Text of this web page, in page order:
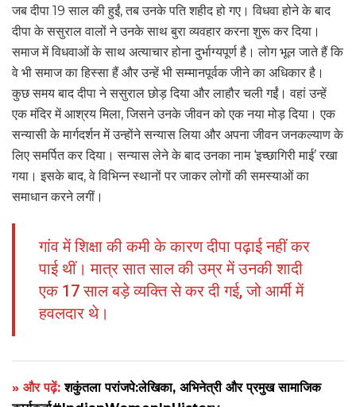
जब दीपा 19 साल की हुईं, तब उनके पति शहीद हो गए। विधवा होने के बाद
दीपा के ससुराल वालों ने उनके साथ बुरा व्यवहार करना शुरू कर दिया।
समाज में विधवाओं के साथ अत्याचार होना दुर्भाग्यपूर्ण है। लोग भूल जाते हैं कि
वे भी समाज का हिस्सा हैं और उन्हें भी सम्मानपूर्वक जीने का अधिकार है।
कुछ समय बाद दीपा ने ससुराल छोड़ दिया और लाहौर चली गईं। वहां उन्हें
एक मंदिर में आश्रय मिला, जिसने उनके जीवन को एक नया मोड़ दिया। एक
सन्यासी के मार्गदर्शन में उन्होंने सन्यास लिया और अपना जीवन जनकल्याण के
लिए समर्पित कर दिया। सन्यास लेने के बाद उनका नाम ‘इच्छागिरी माई’ रखा
गया। इसके बाद, वे विभिन्न स्थानों पर जाकर लोगों की समस्याओं का
समाधान करने लगीं।
गांव में शिक्षा की कमी के कारण दीपा पढ़ाई नहीं कर
पाई थीं। मात्र सात साल की उम्र में उनकी शादी
एक 17 साल बड़े व्यक्ति से कर दी गई, जो आर्मी में
हवलदार थे।
» और पढ़ें:शकुंतला परांजपे:लेखिका, अभिनेत्री और प्रमुख सामाजिक